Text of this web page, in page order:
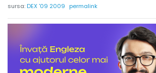
sursa:DEX '09 2009 permalink